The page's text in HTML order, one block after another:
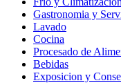
Gastronomia y
Lavado
Cocina
Procesado de
Bebidas
Exposicion y